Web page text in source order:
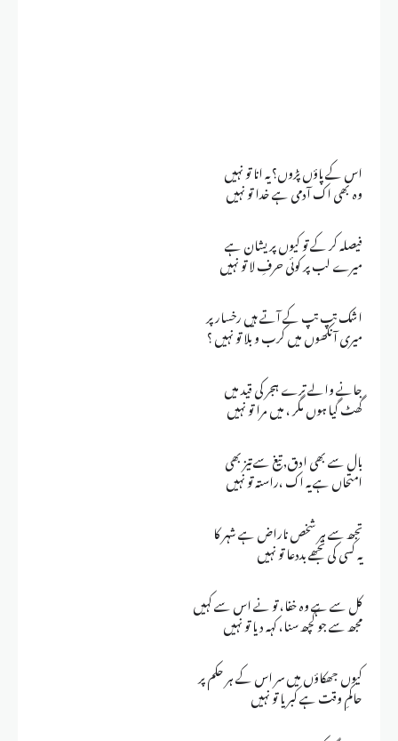
اس کے پاؤں پڑوں؟ یہ انا تو نہیں
وہ بھی اک آدمی ہے خدا تو نہیں
فیصلہ کر کے تو کیوں پریشان ہے
میرے لب پر کوئی حرفِ لا تو نہیں
اشک تپ تپ کے آتے ہیں رخسار پر
میری آنکھوں میں کرب و بلا تو نہیں ؟
جانے والے ترے ہجر کی قید میں
گھٹ گیا ہوں مگر ، میں مرا تو نہیں
بال سے بھی ادق, تیغ سے تیز بھی
امتحاں ہے یہ اک ،راستہ تو نہیں
تجھ سے ہر شخص ناراض ہے شہر کا
یہ کسی کی تجھے بددعا تو نہیں
کل سے ہے وہ خفا، تو نے اس سے کہیں
مجھ سے جو کچھ سنا، کہہ دیا تو نہیں
کیوں جھکاؤں میں سر اس کے ہر حکم پر
حاکمِ وقت ہے کبریا تو نہیں